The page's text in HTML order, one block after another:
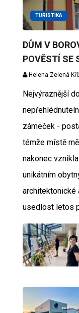
TURISTIKA
DŮM V
POVĚSTÍ SE
Helena Zelená
Nejvýraznější
zámeček -
témže místě
nakonec
unikátním
architektonické
usedlost letos